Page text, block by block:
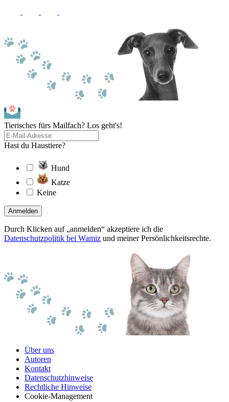
Tierisches fürs Mailfach? Los geht's!
Hast du Haustiere?
Hund
Katze
Keine
Anmelden
Durch Klicken auf „anmelden“ akzeptiere ich die
Datenschutzpolitik bei Wamiz und meiner Persönlichkeitsrechte.
Über uns
Autoren
Kontakt
Datenschutzhinweise
Rechtliche Hinweise
Cookie-Management